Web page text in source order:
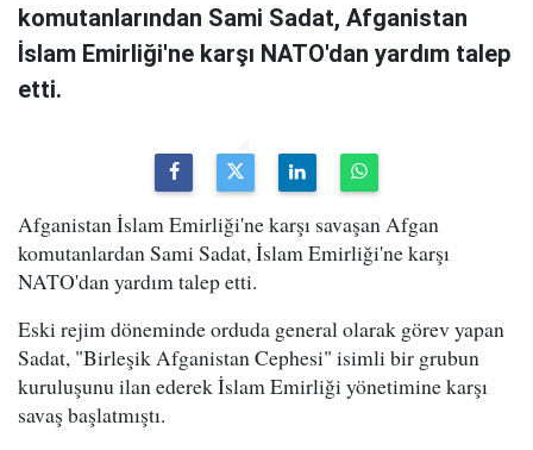
komutanlarından Sami Sadat, Afganistan
İslam Emirliği'ne karşı NATO'dan yardım talep
etti.
Afganistan İslam Emirliği'ne karşı savaşan Afgan
komutanlardan Sami Sadat, İslam Emirliği'ne karşı
NATO'dan yardım talep etti.
Eski rejim döneminde orduda general olarak görev yapan
Sadat, "Birleşik Afganistan Cephesi" isimli bir grubun
kuruluşunu ilan ederek İslam Emirliği yönetimine karşı
savaş başlatmıştı.